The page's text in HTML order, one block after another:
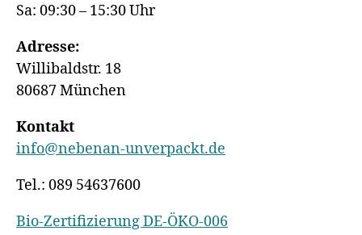
Sa: 09:30 – 15:30 Uhr
Adresse:
Willibaldstr. 18
80687 München
Kontakt
info@nebenan-unverpackt.de
Tel.: 089 54637600
Bio-Zertifizierung DE-ÖKO-006